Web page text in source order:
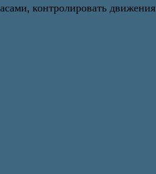
контролировать движения